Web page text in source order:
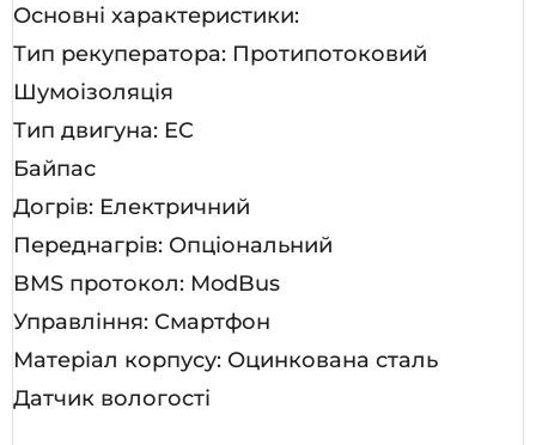
Основні характеристики:
Тип рекуператора: Протипотоковий
Шумоізоляція
Тип двигуна: EC
Байпас
Догрів: Електричний
Переднагрів: Опціональний
BMS протокол: ModBus
Управління: Смартфон
Матеріал корпусу: Оцинкована сталь
Датчик вологості